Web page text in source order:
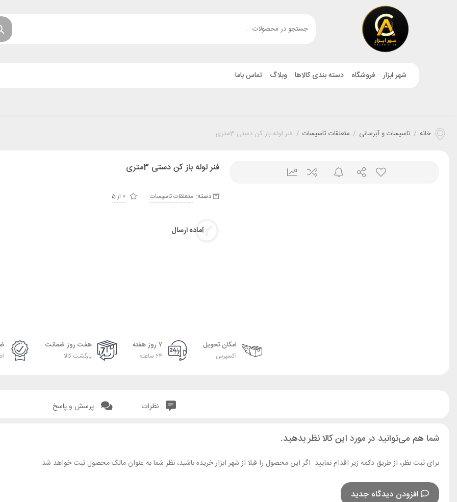
شهر ابزار فروشگاه دسته بندی کالاها وبلاگ تماس باما
خانه / تاسیسات و آبرسانی / متعلقات تاسیسات / فنر لوله باز کن دستی 3متری
فنر لوله باز کن دستی 3متری
دسته: متعلقات تاسیسات 0 از 5
آماده ارسال
امکان تحویل
اکسپرس
۷ روز هفته
۲۴ ساعته
هفت روز ضمانت
بازگشت کالا
نظرات پرسش و پاسخ
شما هم می‌توانید در مورد این کالا نظر بدهید.
برای ثبت نظر، از طریق دکمه زیر اقدام نمایید. اگر این محصول را قبلا از شهر ابزار خریده باشید، نظر شما به عنوان مالک محصول ثبت خواهد شد.
افزودن دیدگاه جدید